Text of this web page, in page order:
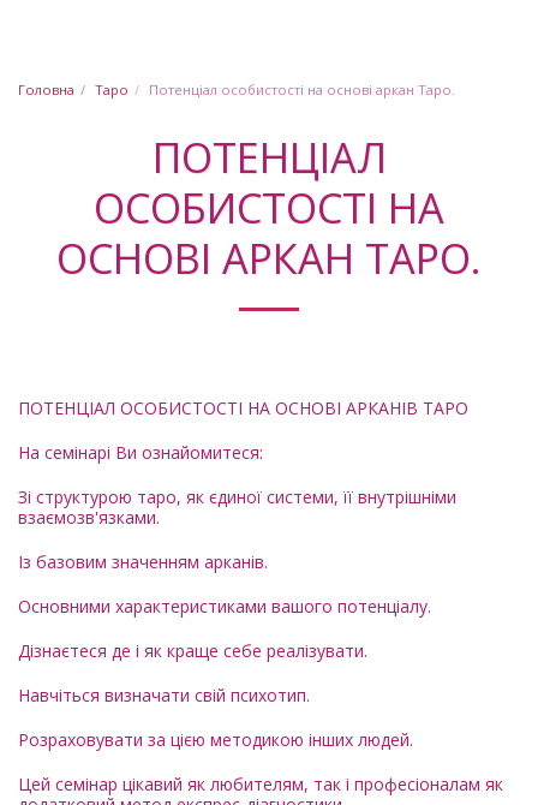
Головна Таро Потенціал особистості на основі аркан Таро.
ПОТЕНЦІАЛ
ОСОБИСТОСТІ НА
ОСНОВІ АРКАН ТАРО.
ПОТЕНЦІАЛ ОСОБИСТОСТІ НА ОСНОВІ АРКАНІВ ТАРО
На семінарі Ви ознайомитеся:
Зі структурою таро, як єдиної системи, її внутрішніми
взаємозв'язками.
Із базовим значенням арканів.
Основними характеристиками вашого потенціалу.
Дізнаєтеся де і як краще себе реалізувати.
Навчіться визначати свій психотип.
Розраховувати за цією методикою інших людей.
Цей семінар цікавий як любителям, так і професіоналам як